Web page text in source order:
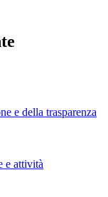
e della trasparenza
e attività